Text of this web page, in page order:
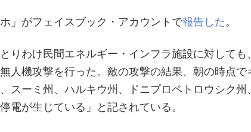
」がフェイスブック・アカウントで報告した 。
りわけ民間エネルギー・インフラ施設に対しても、
人機攻撃を行った。敵の攻撃の結果、朝の時点で
スーミ州、ハルキウ州、ドニプロペトロウシク州、
電が生じている」と記されている。